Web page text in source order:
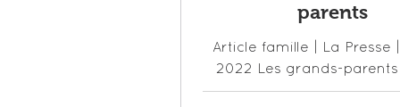
Europe (entrevues,
parents
Article famille | La Presse |
2022 Les grands-parents
rôle fondamental à jouer.